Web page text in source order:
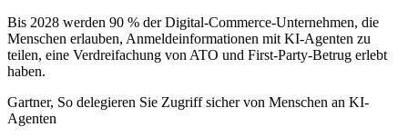
Bis 2028 werden 90 % der Digital-Commerce-Unternehmen, die
Menschen erlauben, Anmeldeinformationen mit KI-Agenten zu
teilen, eine Verdreifachung von ATO und First-Party-Betrug erlebt
haben.
Gartner, So delegieren Sie Zugriff sicher von Menschen an KI-
Agenten